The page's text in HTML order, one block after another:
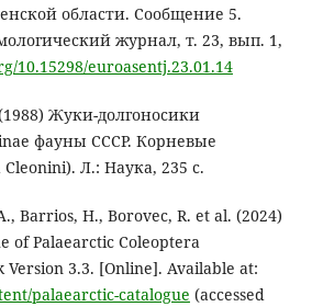
области. Сообщение 5.
журнал, т. 23, вып. 1,
10.15298/euroasentj.23.01.14
Жуки-долгоносики
фауны СССР. Корневые
Л.: Наука, 235 с.
Barrios, H., Borovec, R. et al. (2024)
of Palaearctic Coleoptera
3.3. [Online]. Available at:
palaearctic-catalogue (accessed